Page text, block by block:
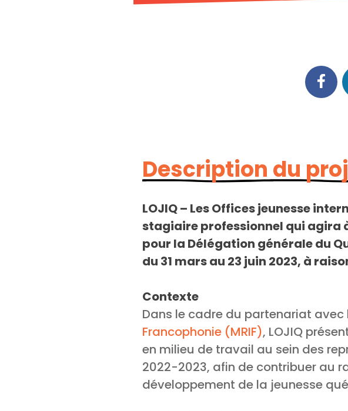
Description du
LOJIQ – Les Offices jeunesse
stagiaire professionnel qui agira
pour la Délégation générale du
du 31 mars au 23 juin 2023, à
Contexte
Dans le cadre du partenariat avec
Francophonie (MRIF), LOJIQ
en milieu de travail au sein des
2022-2023, afin de contribuer au
développement de la jeunesse